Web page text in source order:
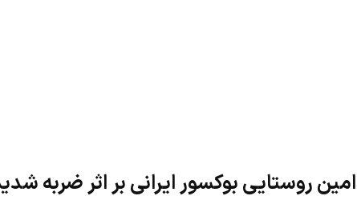
روستایی بوکسور ایرانی بر اثر ضربه